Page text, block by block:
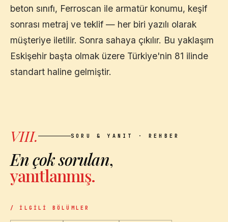
beton sınıfı, Ferroscan ile armatür konumu, keşif
sonrası metraj ve teklif — her biri yazılı olarak
müşteriye iletilir. Sonra sahaya çıkılır. Bu yaklaşım
Eskişehir başta olmak üzere Türkiye'nin 81 ilinde
standart haline gelmiştir.
VIII. SORU & YANIT · REHBER
En çok sorulan,
yanıtlanmış.
/ İLGILI BÖLÜMLER